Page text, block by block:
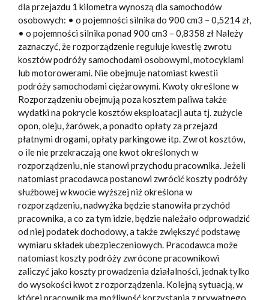
dla przejazdu 1 kilometra wynoszą dla samochodów
osobowych: • o pojemności silnika do 900 cm3 – 0,5214 zł,
• o pojemności silnika ponad 900 cm3 – 0,8358 zł Należy
zaznaczyć, że rozporządzenie reguluje kwestię zwrotu
kosztów podróży samochodami osobowymi, motocyklami
lub motorowerami. Nie obejmuje natomiast kwestii
podróży samochodami ciężarowymi. Kwoty określone w
Rozporządzeniu obejmują poza kosztem paliwa także
wydatki na pokrycie kosztów eksploatacji auta tj. zużycie
opon, oleju, żarówek, a ponadto opłaty za przejazd
płatnymi drogami, opłaty parkingowe itp. Zwrot kosztów,
o ile nie przekraczają one kwot określonych w
rozporządzeniu, nie stanowi przychodu pracownika. Jeżeli
natomiast pracodawca postanowi zwrócić koszty podróży
służbowej w kwocie wyższej niż określona w
rozporządzeniu, nadwyżka będzie stanowiła przychód
pracownika, a co za tym idzie, będzie należało odprowadzić
od niej podatek dochodowy, a także zwiększyć podstawę
wymiaru składek ubezpieczeniowych. Pracodawca może
natomiast koszty podróży zwrócone pracownikowi
zaliczyć jako koszty prowadzenia działalności, jednak tylko
do wysokości kwot z rozporządzenia. Kolejną sytuacją, w
której pracownik ma możliwość korzystania z prywatnego